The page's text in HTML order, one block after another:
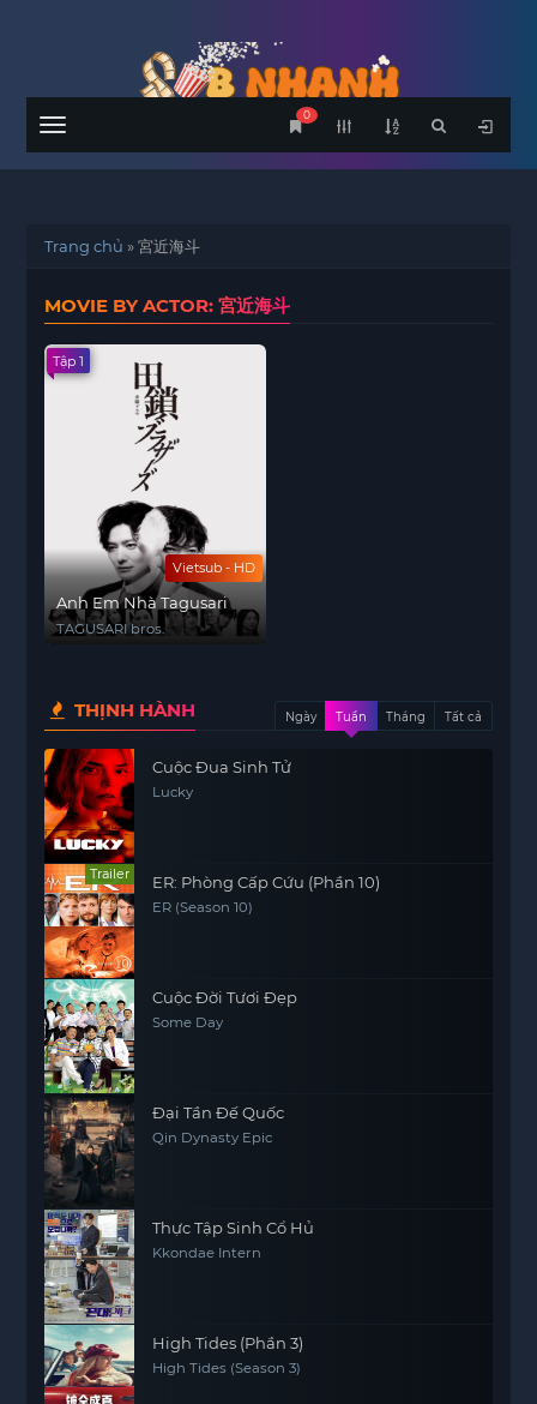
Menu
0
Trang chủ »宮近海斗
MOVIE BY ACTOR: 宮近海斗
Vietsub - HD
Tập 1
Anh Em Nhà Tagusari
TAGUSARI bros.
THỊNH HÀNH Ngày Tuần Tháng Tất cả
Cuộc Đua Sinh Tử
Lucky
Trailer ER: Phòng Cấp Cứu (Phần 10)
ER (Season 10)
Cuộc Đời Tươi Đẹp
Some Day
Đại Tần Đế Quốc
Qin Dynasty Epic
Thực Tập Sinh Cổ Hủ
Kkondae Intern
High Tides (Phần 3)
High Tides (Season 3)